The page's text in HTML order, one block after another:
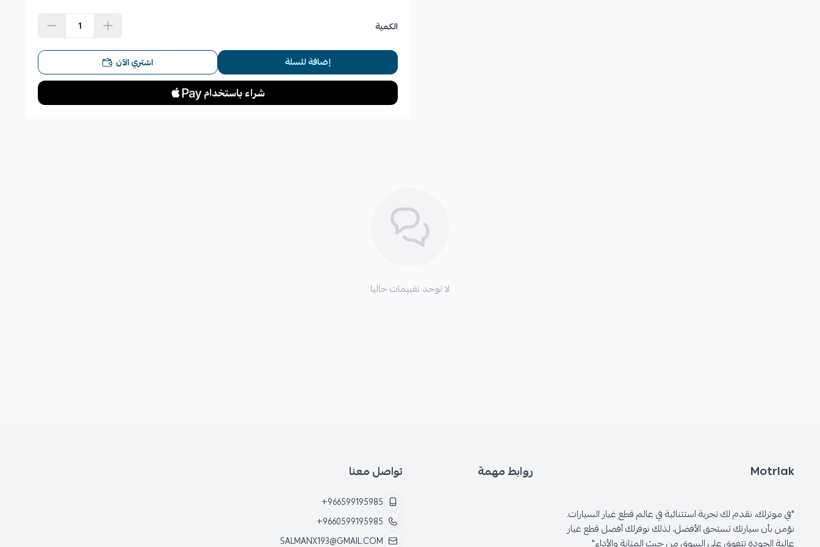
🛡️ الكفالة: غير مذكورة في الوصف الأصلي
الكمية
إضافة للسلة اشتري الآن
لا توجد تقييمات حاليا
Motrlak
"في موترلك، نقدم لك تجربة استثنائية في عالم قطع غيار السيارات.
نؤمن بأن سيارتك تستحق الأفضل، لذلك نوفرلك أفضل قطع غيار
عالية الجودة تتفوق على السوق من حيث المتانة والأداء"
روابط مهمة تواصل معنا
+966599195985
+9660599195985
SALMANX193@GMAIL.COM